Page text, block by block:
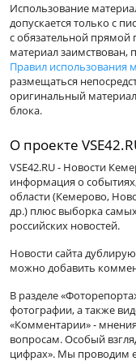
Использование
допускается только с
с обязательной прямой
материал
Правил использования
размещаться
оригинальный материал
блока.
О проекте
VSE42.RU - Новости
информация о
области (Кемерово,
др.) плюс выборка
российских новостей.
Новости сайта
можно добавить
В разделе
фотографии, а также
«Комментарии» -
вопросам. Особый
цифрах». Мы проводим